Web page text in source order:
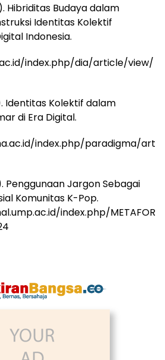
Hibriditas Budaya dalam
Identitas Kolektif
Indonesia.
index.php/dia/article/view/
Identitas Kolektif dalam
di Era Digital.
index.php/paradigma/art
Penggunaan Jargon Sebagai
Komunitas K-Pop.
index.php/METAFOR